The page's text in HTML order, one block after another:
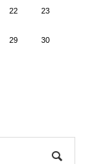
22 23
29 30